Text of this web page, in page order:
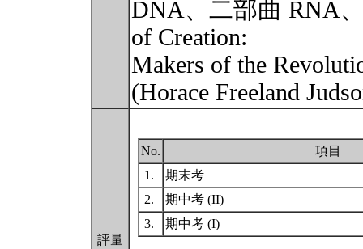
DNA、二部曲 RNA
of Creation:
Makers of the
(Horace Freeland
評量
No.
項目
1.
期末考
2.
期中考 (II)
3.
期中考 (I)